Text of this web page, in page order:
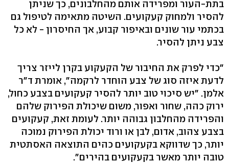
בתת-העור ומפרידה אותם מהחלבונים, כך שניתן
להסיר ולמחוק קעקועים. השיטה מתאימה לטיפול גם
בכתמי עור שונים ובאיפור קבוע, אך החיסרון - לא כל
צבע ניתן להסיר.
"כדי לפרק את החיבור של הקעקוע בקרן לייזר צריך
לדעת איזה סוג של צבע הוחדר לרקמה", אומרת ד"ר
אלמן. "יש סיכוי טוב יותר להסיר קעקועים בצבע כחול,
ירוק כהה, שחור ואפור, משום שיכולת הפירוק שלהם
והפרידה מהחלבון גבוהה יותר. לעומת זאת, קעקועים
בצבע צהוב, אדום, לבן או ורוד יכולת הפירוק נמוכה
יותר, כך שדווקא בקעקועים כהים התוצאה האסתטית
טובה יותר מאשר בקעקועים בהירים".